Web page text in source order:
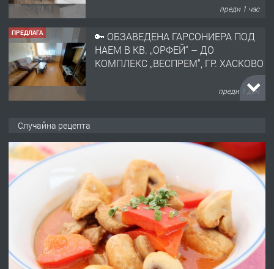
преди 1 час
ПРЕДЛАГА
🔑 ОБЗАВЕДЕНА ГАРСОНИЕРА ПОД
НАЕМ В КВ. „ОРФЕЙ“ – ДО
КОМПЛЕКС „ВЕСПРЕМ“, ГР. ХАСКОВО
преди 1 ден
АПАРТАМЕНТ В ЦЕНТЪРА НА ГР.
ХАСКОВО
преди 2 дни
Давам гараж под наем
преди 2 дни
Случайна рецепта